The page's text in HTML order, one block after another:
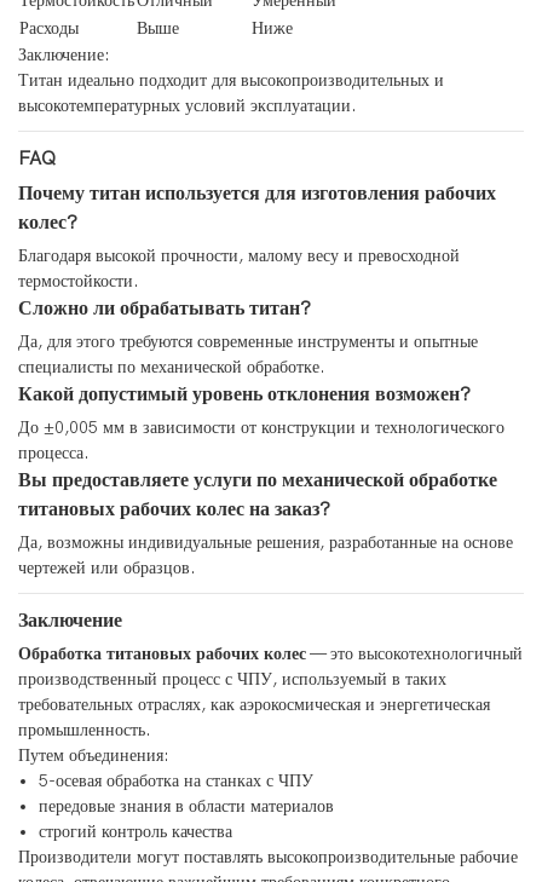
Расходы
Выше
Ниже
Заключение:
Титан идеально подходит для высокопроизводительных и
высокотемпературных условий эксплуатации.
FAQ
Почему титан используется для изготовления рабочих
колес?
Благодаря высокой прочности, малому весу и превосходной
термостойкости.
Сложно ли обрабатывать титан?
Да, для этого требуются современные инструменты и опытные
специалисты по механической обработке.
Какой допустимый уровень отклонения возможен?
До ±0,005 мм в зависимости от конструкции и технологического
процесса.
Вы предоставляете услуги по механической обработке
титановых рабочих колес на заказ?
Да, возможны индивидуальные решения, разработанные на основе
чертежей или образцов.
Заключение
Обработка титановых рабочих колес— это высокотехнологичный
производственный процесс с ЧПУ, используемый в таких
требовательных отраслях, как аэрокосмическая и энергетическая
промышленность.
Путем объединения:
5-осевая обработка на станках с ЧПУ
передовые знания в области материалов
строгий контроль качества
Производители могут поставлять высокопроизводительные рабочие